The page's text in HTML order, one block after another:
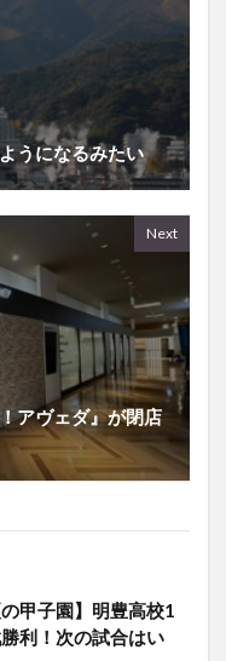
うになるみたい
Next
アヴェダ』が閉店
の甲子園】明豊高校1
利！次の試合はい